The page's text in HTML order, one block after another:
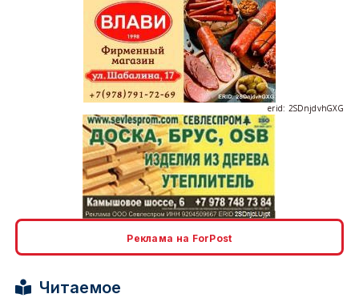
erid: 2SDnjdvhGXG
erid: 2SDnjcLUypt
Реклама на ForPost
Читаемое